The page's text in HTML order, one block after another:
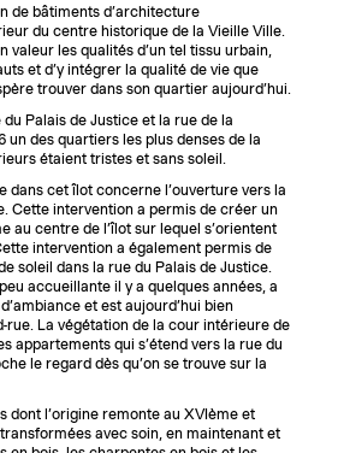
de bâtiments d’architecture
du centre historique de la Vieille Ville.
valeur les qualités d’un tel tissu urbain,
et d’y intégrer la qualité de vie que
trouver dans son quartier aujourd’hui.
Palais de Justice et la rue de la
un des quartiers les plus denses de la
étaient tristes et sans soleil.
dans cet îlot concerne l’ouverture vers la
Cette intervention a permis de créer un
au centre de l’îlot sur lequel s’orientent
intervention a également permis de
soleil dans la rue du Palais de Justice.
accueillante il y a quelques années, a
et est aujourd’hui bien
rue. La végétation de la cour intérieure de
appartements qui s’étend vers la rue du
le regard dès qu’on se trouve sur la
dont l’origine remonte au XVIème et
avec soin, en maintenant et